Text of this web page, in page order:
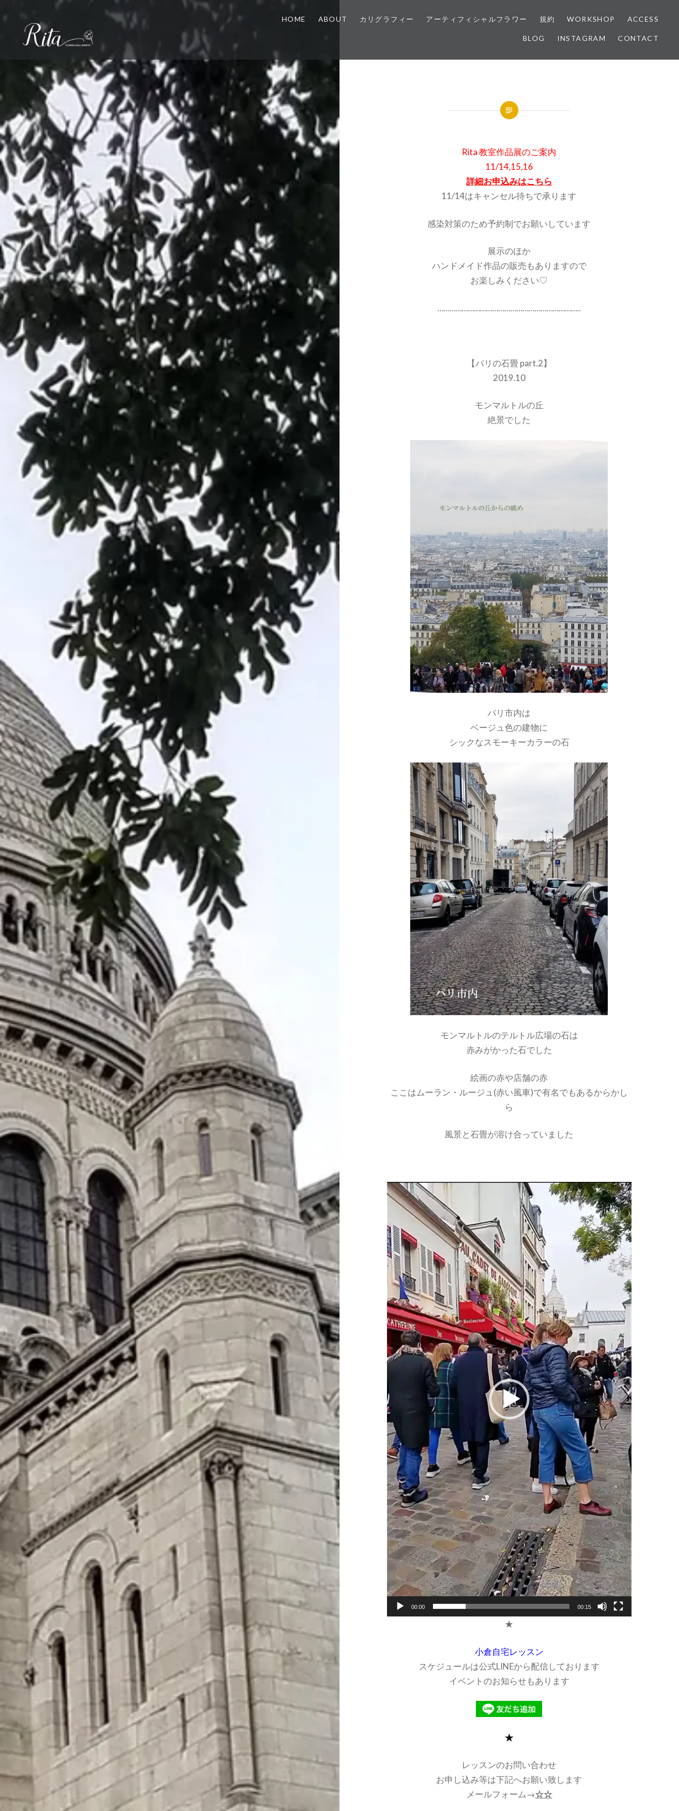
ン
キ
ッ
プ
HOME ABOUT カリグラフィー アーティフィシャルフラワー 規約 WORKSHOP ACCESS
BLOG INSTAGRAM CONTACT
Rita 教室作品展のご案内
11/14,15,16
詳細お申込みはこちら
11/14はキャンセル待ちで承ります
感染対策のため予約制でお願いしています
展示のほか
ハンドメイド作品の販売もありますので
お楽しみください♡
……………………………………………………………..
【パリの石畳 part.2】
2019.10
モンマルトルの丘
絶景でした
パリ市内は
ベージュ色の建物に
シックなスモーキーカラーの石
モンマルトルのテルトル広場の石は
赤みがかった石でした
絵画の赤や店舗の赤
ここはムーラン・ルージュ(赤い風車)で有名でもあるからかし
ら
風景と石畳が溶け合っていました
動
画
レ
ー
ヤ
ー
00:00 00:15
★
小倉自宅レッスン
スケジュールは公式LINEから配信しております
イベントのお知らせもあります
★
レッスンのお問い合わせ
お申し込み等は下記へお願い致します
メールフォーム→☆☆